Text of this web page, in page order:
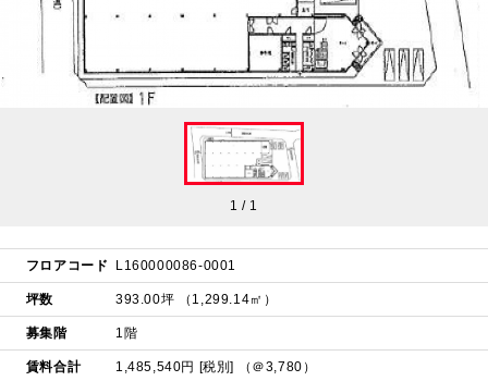
1/ 1
フロアコード L160000086-0001
坪数 393.00坪 （1,299.14㎡）
募集階 1階
賃料合計
1,485,540円 [税別] （＠3,780）